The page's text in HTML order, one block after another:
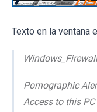
Texto en la ventana
Pornographic
Access to this